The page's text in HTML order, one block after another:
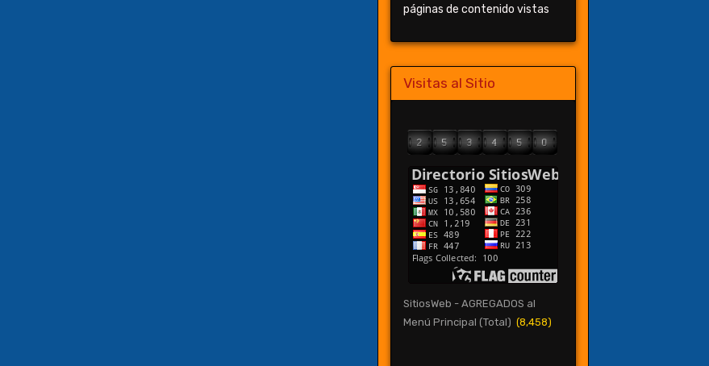
páginas de contenido vistas
Visitas al Sitio
SitiosWeb - AGREGADOS al
Menú Principal (Total) (8,458)